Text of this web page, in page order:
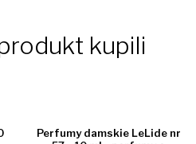
kupili
Perfumy damskie LeLide nr